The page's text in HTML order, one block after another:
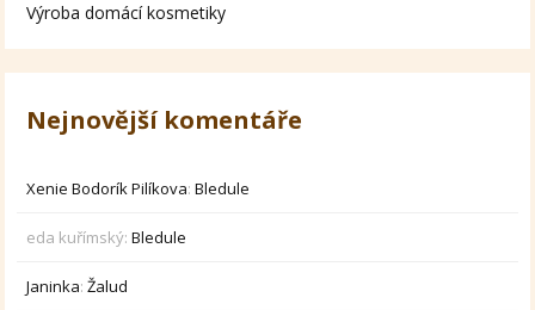
Výroba domácí kosmetiky
Nejnovější komentáře
Xenie Bodorík Pilíkova:Bledule
eda kuřímský:Bledule
Janinka:Žalud